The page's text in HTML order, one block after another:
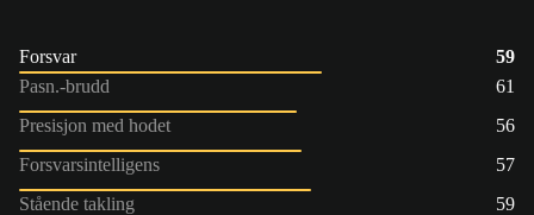
Forsvar
59
Pasn.-brudd
61
Presisjon med hodet
56
Forsvarsintelligens
57
Stående takling
59